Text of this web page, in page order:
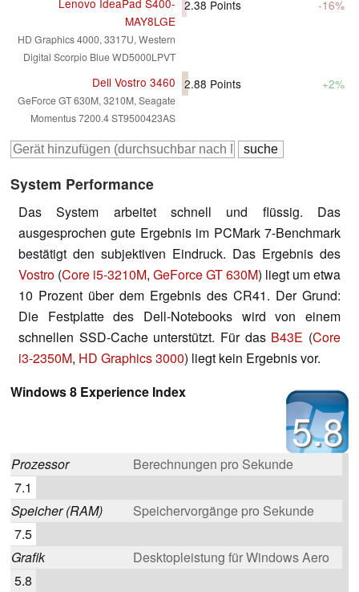
MAY8LGE
HD Graphics 4000, 3317U, Western
Digital Scorpio Blue WD5000LPVT
2.38 Points -16%
Dell Vostro 3460
GeForce GT 630M, 3210M, Seagate
Momentus 7200.4 ST9500423AS
2.88 Points +2%
System Performance
Das System arbeitet schnell und flüssig. Das
ausgesprochen gute Ergebnis im PCMark 7-Benchmark
bestätigt den subjektiven Eindruck. Das Ergebnis des
Vostro (Core i5-3210M, GeForce GT 630M) liegt um etwa
10 Prozent über dem Ergebnis des CR41. Der Grund:
Die Festplatte des Dell-Notebooks wird von einem
schnellen SSD-Cache unterstützt. Für das B43E (Core
i3-2350M, HD Graphics 3000) liegt kein Ergebnis vor.
5.8
Windows 8 Experience Index
Prozessor
Berechnungen pro Sekunde
7.1
Speicher (RAM)
Speichervorgänge pro Sekunde
7.5
Grafik
Desktopleistung für Windows Aero
5.8